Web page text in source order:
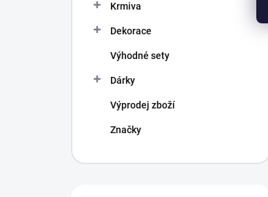
Krmiva
Dekorace
Výhodné sety
Dárky
Výprodej zboží
Značky